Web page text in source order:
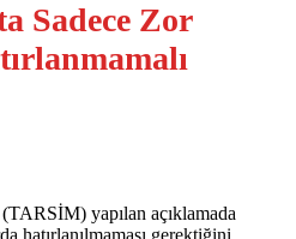
Sadece Zor
yapılan açıklamada
hatırlanılmaması gerektiğini